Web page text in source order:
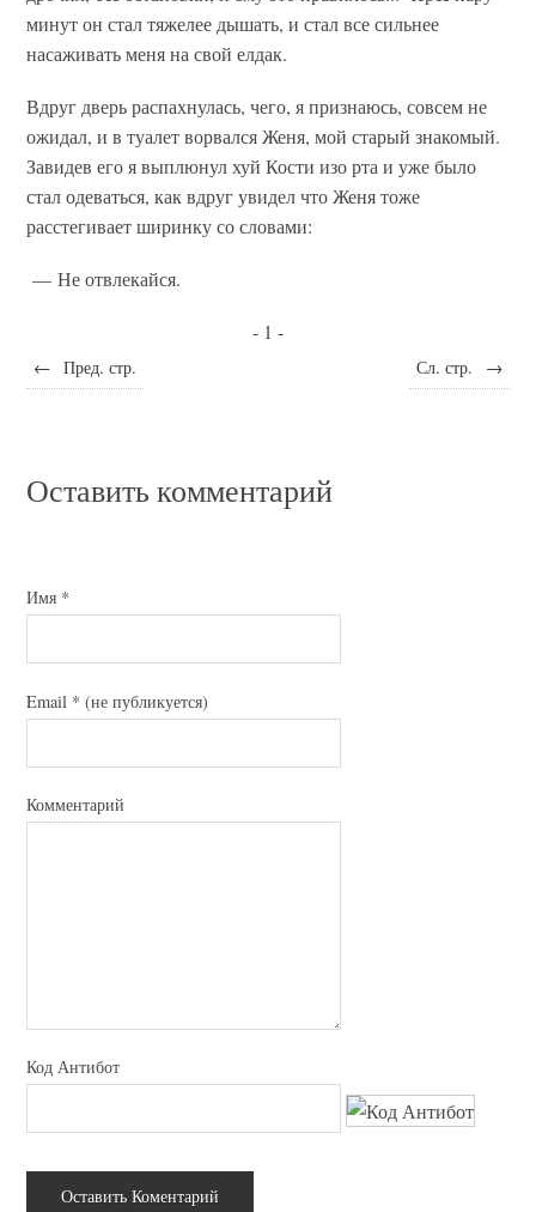
минут он стал тяжелее дышать, и стал все сильнее
насаживать меня на свой елдак.
Вдруг дверь распахнулась, чего, я признаюсь, совсем не
ожидал, и в туалет ворвался Женя, мой старый знакомый.
Завидев его я выплюнул хуй Кости изо рта и уже было
стал одеваться, как вдруг увидел что Женя тоже
расстегивает ширинку со словами:
— Не отвлекайся.
- 1 -
← Пред. стр. Сл. стр. →
Оставить комментарий
Имя *
Email * (не публикуется)
Комментарий
Код Антибот